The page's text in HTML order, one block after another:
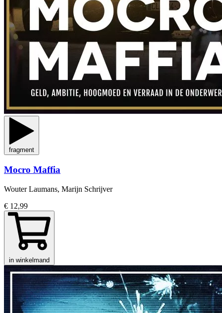
fragment
Mocro Maffia
Wouter Laumans, Marijn Schrijver
€ 12,99
in winkelmand